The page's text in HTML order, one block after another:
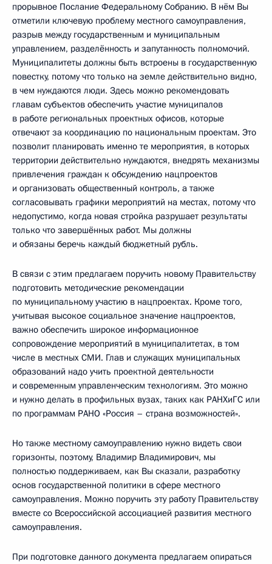
прорывное Послание Федеральному Собранию. В нём Вы
отметили ключевую проблему местного самоуправления,
разрыв между государственным и муниципальным
управлением, разделённость и запутанность полномочий.
Муниципалитеты должны быть встроены в государственную
повестку, потому что только на земле действительно видно,
в чем нуждаются люди. Здесь можно рекомендовать
главам субъектов обеспечить участие муниципалов
в работе региональных проектных офисов, которые
отвечают за координацию по национальным проектам. Это
позволит планировать именно те мероприятия, в которых
территории действительно нуждаются, внедрять механизмы
привлечения граждан к обсуждению нацпроектов
и организовать общественный контроль, а также
согласовывать графики мероприятий на местах, потому что
недопустимо, когда новая стройка разрушает результаты
только что завершённых работ. Мы должны
и обязаны беречь каждый бюджетный рубль.
В связи с этим предлагаем поручить новому Правительству
подготовить методические рекомендации
по муниципальному участию в нацпроектах. Кроме того,
учитывая высокое социальное значение нацпроектов,
важно обеспечить широкое информационное
сопровождение мероприятий в муниципалитетах, в том
числе в местных СМИ. Глав и служащих муниципальных
образований надо учить проектной деятельности
и современным управленческим технологиям. Это можно
и нужно делать в профильных вузах, таких как РАНХиГС или
по программам РАНО «Россия – страна возможностей».
Но также местному самоуправлению нужно видеть свои
горизонты, поэтому, Владимир Владимирович, мы
полностью поддерживаем, как Вы сказали, разработку
основ государственной политики в сфере местного
самоуправления. Можно поручить эту работу Правительству
вместе со Всероссийской ассоциацией развития местного
самоуправления.
При подготовке данного документа предлагаем опираться